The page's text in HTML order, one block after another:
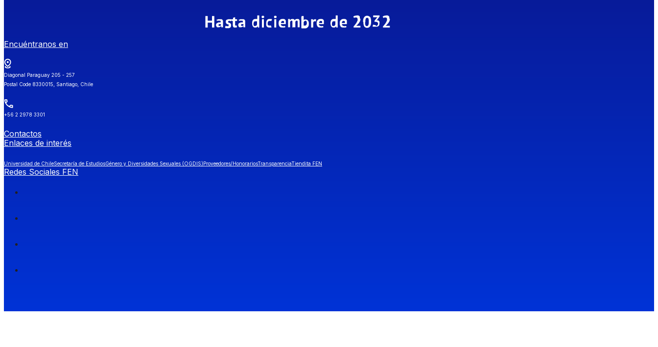
Encuéntranos en
Diagonal Paraguay 205 - 257
Postal Code 8330015, Santiago, Chile
+56 2 2978 3301
Contactos
Enlaces de interés
Universidad de ChileSecretaría de EstudiosGénero y Diversidades Sexuales (OGDIS)Proveedores/HonorariosTransparenciaTiendita FEN
Redes Sociales FEN